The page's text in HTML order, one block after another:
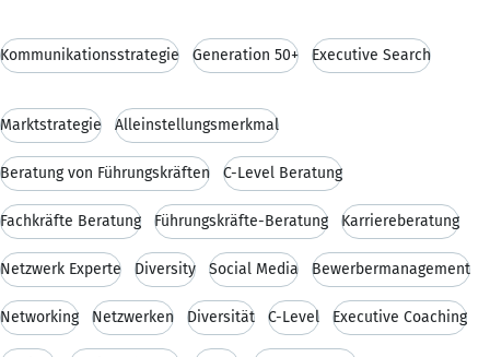
Kommunikationsstrategie Generation 50+ Executive Search
Marktstrategie Alleinstellungsmerkmal
Beratung von Führungskräften C-Level Beratung
Fachkräfte Beratung Führungskräfte-Beratung Karriereberatung
Netzwerk Experte Diversity Social Media Bewerbermanagement
Networking Netzwerken Diversität C-Level Executive Coaching